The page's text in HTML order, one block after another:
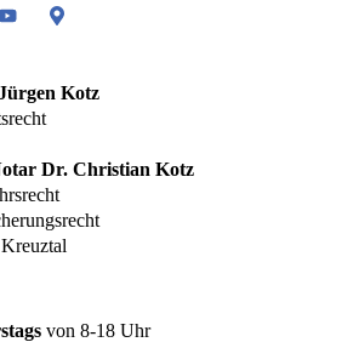
Google
Kotz
Dr. Christian Kotz
von 8-18 Uhr